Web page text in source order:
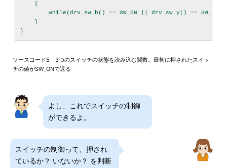
    {
while(drv_sw_b() == SW_ON || drv_sw_y() == SW_ON
    }
ソースコード5 3つのスイッチの状態を読み込む関数。最初に押されたスイッ
チの値がSW_ONで返る
よし、これでスイッチの制御
ができるよ。
スイッチの制御って、押され
ているか？ いないか？ を判断